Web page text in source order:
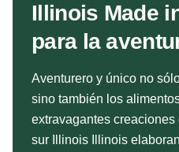
Illinois Made
para la
Aventurero y único no
sino también los
extravagantes creaciones
sur Illinois Illinois